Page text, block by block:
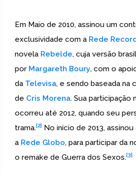
Em Maio de 2010, assinou um
exclusividade com a Rede
novela Rebelde, cuja versão
por Margareth Boury, com o
da Televisa, e sendo baseada na
de Cris Morena. Sua participação
ocorreu até 2012, quando seu
trama.[2] No início de 2013,
a Rede Globo, para participar da
o remake de Guerra dos Sexos.[3]